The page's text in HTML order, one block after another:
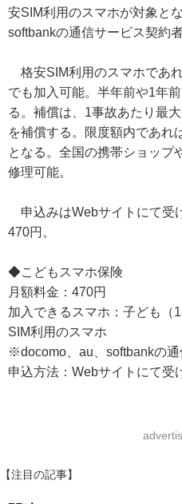
安SIM利用のスマホが対象と
softbankの通信サービス契約
格安SIM利用のスマホであ
でも加入可能。半年前や1年
る。補償は、1事故あたり最
を補償する。限度額内であれ
となる。全国の携帯ショップ
修理可能。
申込みはWebサイトにて受
470円。
◆こどもスマホ保険
月額料金：470円
加入できるスマホ：子ども（
SIM利用のスマホ
※docomo、au、softbankの
申込方法：Webサイトにて受
【注目の記事】